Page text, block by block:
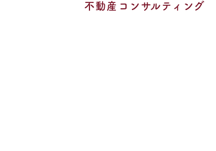
不動産コンサルティング